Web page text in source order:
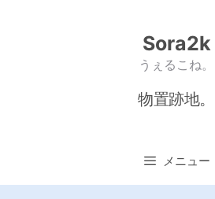
Sora2k
うぇるこね。
物置跡地。
メニュー